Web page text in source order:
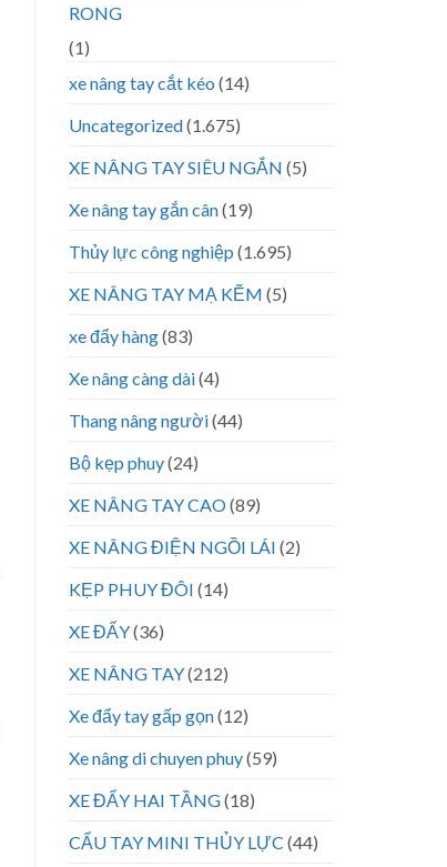
RONG
(1)
xe nâng tay cắt kéo (14)
Uncategorized(1.675)
XE NÂNG TAY SIÊU NGẮN (5)
Xe nâng tay gắn cân(19)
Thủy lực công nghiệp (1.695)
XE NÂNG TAY MẠ KẼM (5)
xe đẩy hàng(83)
Xe nâng càng dài(4)
Thang nâng người(44)
Bộ kẹp phuy(24)
XE NÂNG TAY CAO(89)
XE NÂNG ĐIỆN NGỒI LÁI (2)
KẸP PHUY ĐÔI (14)
XE ĐẨY(36)
XE NÂNG TAY(212)
Xe đẩy tay gấp gọn(12)
Xe nâng di chuyen phuy(59)
XE ĐẨY HAI TẦNG(18)
CẨU TAY MINI THỦY LỰC (44)